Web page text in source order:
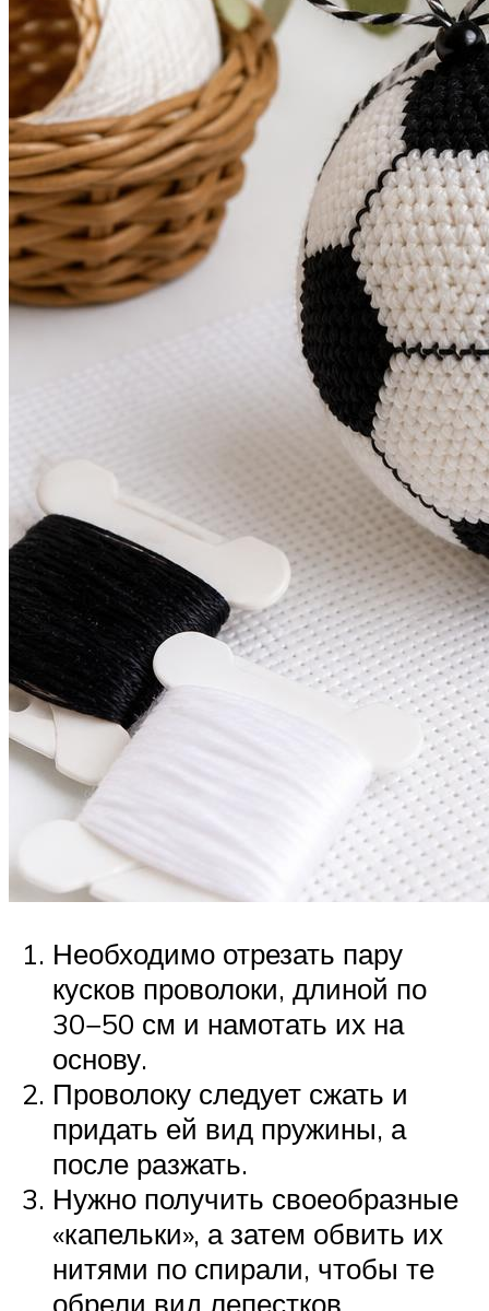
Необходимо отрезать пару
кусков проволоки, длиной по
30−50 см и намотать их на
основу.
Проволоку следует сжать и
придать ей вид пружины, а
после разжать.
Нужно получить своеобразные
«капельки», а затем обвить их
нитями по спирали, чтобы те
обрели вид лепестков.